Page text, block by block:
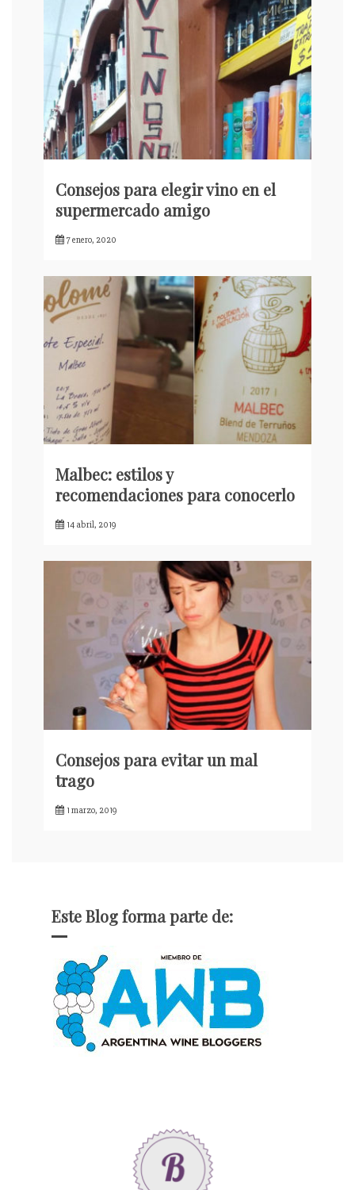
Consejos para elegir vino en el
supermercado amigo
7 enero, 2020
Malbec: estilos y
recomendaciones para conocerlo
14 abril, 2019
Consejos para evitar un mal
trago
1 marzo, 2019
Este Blog forma parte de: